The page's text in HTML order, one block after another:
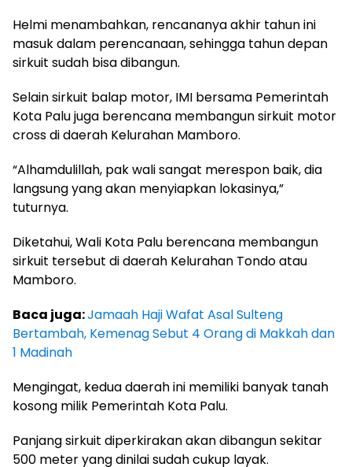
Helmi menambahkan, rencananya akhir tahun ini
masuk dalam perencanaan, sehingga tahun depan
sirkuit sudah bisa dibangun.
Selain sirkuit balap motor, IMI bersama Pemerintah
Kota Palu juga berencana membangun sirkuit motor
cross di daerah Kelurahan Mamboro.
“Alhamdulillah, pak wali sangat merespon baik, dia
langsung yang akan menyiapkan lokasinya,”
tuturnya.
Diketahui, Wali Kota Palu berencana membangun
sirkuit tersebut di daerah Kelurahan Tondo atau
Mamboro.
Baca juga:Jamaah Haji Wafat Asal Sulteng
Bertambah, Kemenag Sebut 4 Orang di Makkah dan
1 Madinah
Mengingat, kedua daerah ini memiliki banyak tanah
kosong milik Pemerintah Kota Palu.
Panjang sirkuit diperkirakan akan dibangun sekitar
500 meter yang dinilai sudah cukup layak.